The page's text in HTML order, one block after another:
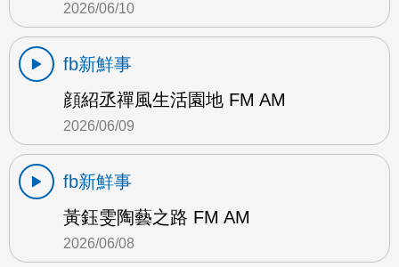
2026/06/10
fb新鮮事
顔紹丞禪風生活園地 FM AM
2026/06/09
fb新鮮事
黃鈺雯陶藝之路 FM AM
2026/06/08